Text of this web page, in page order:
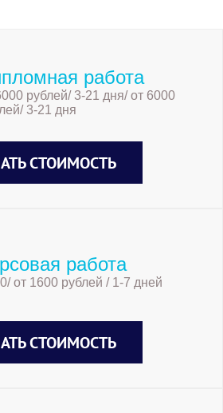
работа
рублей/ 3-21 дня/ от 6000
3-21 дня
СТОИМОСТЬ
работа
от 1600 рублей / 1-7 дней
СТОИМОСТЬ